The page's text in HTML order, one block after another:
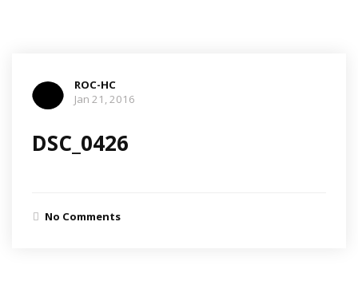
ROC-HC
Jan 21, 2016
DSC_0426
No Comments